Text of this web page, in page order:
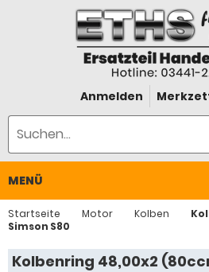
Anmelden
MENÜ
Startseite Motor Kolben
Simson S80
Kolbenring 48,00x2